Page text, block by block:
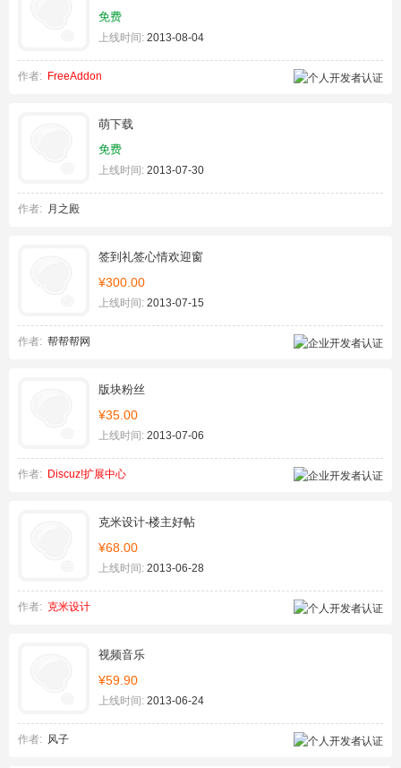
免费
上线时间: 2013-08-04
作者: FreeAddon
萌下载
免费
上线时间: 2013-07-30
作者: 月之殿
签到礼签心情欢迎窗
¥300.00
上线时间: 2013-07-15
作者: 帮帮帮网
版块粉丝
¥35.00
上线时间: 2013-07-06
作者: Discuz!扩展中心
克米设计-楼主好帖
¥68.00
上线时间: 2013-06-28
作者: 克米设计
视频音乐
¥59.90
上线时间: 2013-06-24
作者: 风子